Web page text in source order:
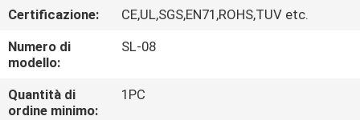
GIRO
DELLA
FABBRICA
Certificazione:
CE,UL,SGS,EN71,ROHS,TUV etc.
Numero di
modello:
SL-08
Quantità di
ordine minimo:
1PC